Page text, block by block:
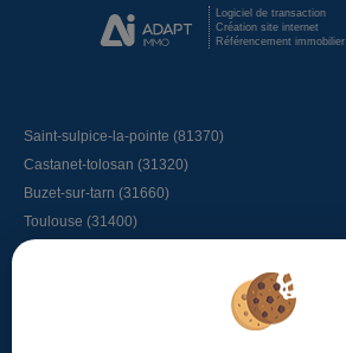
Logiciel de transaction
Création site internet
Référencement immobilier
Saint-sulpice-la-pointe (81370)
Castanet-tolosan (31320)
Buzet-sur-tarn (31660)
Toulouse (31400)